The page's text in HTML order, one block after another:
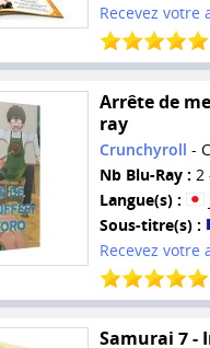
Recevez votre
Arrête de
ray
Crunchyroll -
Nb Blu-Ray : 2
Langue(s) :
Sous-titre(s) :
Recevez votre
Samurai 7 -